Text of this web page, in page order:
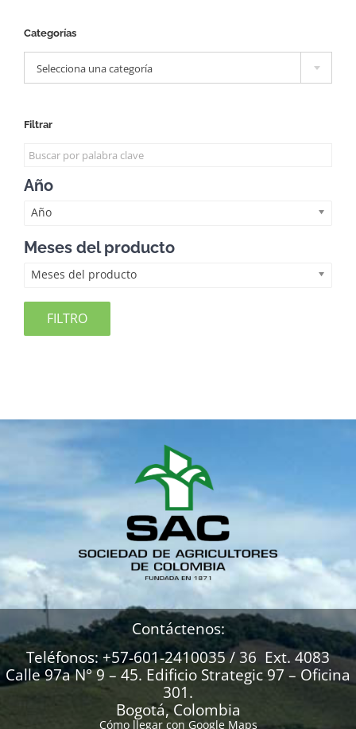
Categorías
Selecciona una categoría
Filtrar
Año
Año
Meses del producto
Meses del producto
FILTRO
Contáctenos:
Teléfonos: +57-601-2410035 / 36 Ext. 4083
Calle 97a N° 9 – 45. Edificio Strategic 97 – Oficina
301.
Bogotá, Colombia
Cómo llegar con Google Maps